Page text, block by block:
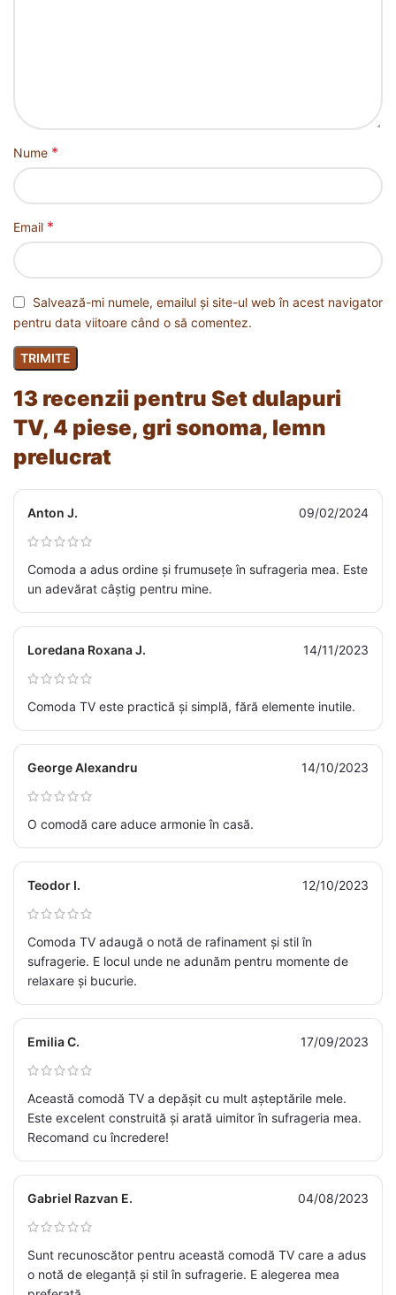
13 recenzii pentru Set dulapuri
TV, 4 piese, gri sonoma, lemn
prelucrat
Anton J. 09/02/2024
Comoda a adus ordine și frumusețe în sufrageria mea. Este
un adevărat câștig pentru mine.
Loredana Roxana J. 14/11/2023
Comoda TV este practică și simplă, fără elemente inutile.
George Alexandru 14/10/2023
O comodă care aduce armonie în casă.
Teodor I. 12/10/2023
Comoda TV adaugă o notă de rafinament și stil în
sufragerie. E locul unde ne adunăm pentru momente de
relaxare și bucurie.
Emilia C. 17/09/2023
Această comodă TV a depășit cu mult așteptările mele.
Este excelent construită și arată uimitor în sufrageria mea.
Recomand cu încredere!
Gabriel Razvan E. 04/08/2023
Sunt recunoscător pentru această comodă TV care a adus
o notă de eleganță și stil în sufragerie. E alegerea mea
Nume *
Email *
Salvează-mi numele, emailul și site-ul web în acest navigator
pentru data viitoare când o să comentez.